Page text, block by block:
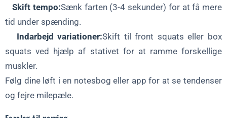
Skift tempo:Sænk farten (3-4 sekunder) for at få mere
tid under spænding.
Indarbejd variationer:Skift til front squats eller box
squats ved hjælp af stativet for at ramme forskellige
muskler.
Følg dine løft i en notesbog eller app for at se tendenser
og fejre milepæle.